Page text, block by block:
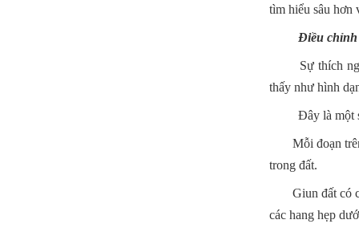
tìm hiểu sâu hơn
Điều chỉnh
Sự thích nghi
thấy như hình
Đây là một số
Mỗi đoạn trên
trong đất.
Giun đất có cơ
các hang hẹp